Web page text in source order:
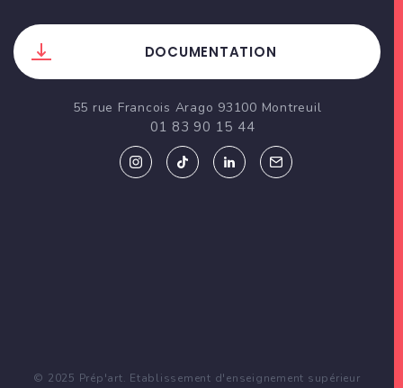
DOCUMENTATION
55 rue Francois Arago 93100 Montreuil
01 83 90 15 44
© 2025 Prép'art. Etablissement d'enseignement supérieur